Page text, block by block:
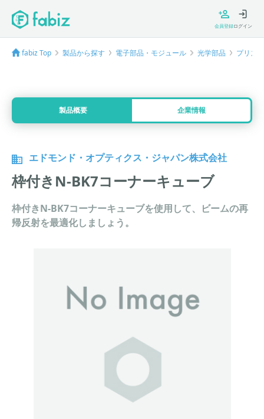
会員登録ログイン
fabiz Top 製品から探す 電子部品・モジュール 光学部品 プリズム
製品概要 企業情報
エドモンド・オプティクス・ジャパン株式会社
枠付きN-BK7コーナーキューブ
枠付きN-BK7コーナーキューブを使用して、ビームの再
帰反射を最適化しましょう。